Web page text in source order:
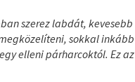
szerez labdát, kevesebb
sokkal inkább
elleni párharcoktól. Ez az